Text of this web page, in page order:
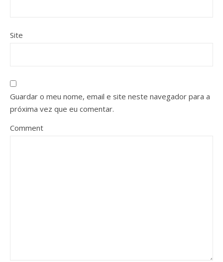
Site
Guardar o meu nome, email e site neste navegador para a
próxima vez que eu comentar.
Comment